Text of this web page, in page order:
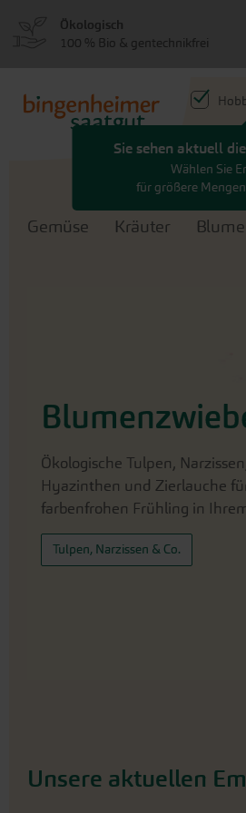
Hauptinhalt
Sie sehen aktuell
Wählen Sie
für größere
Search
Gemüse Kräuter
Ökologische Tulpen,
Hyazinthen und Zierlauche
farbenfrohen Frühling in
Tulpen, Narzissen & Co.
Unsere aktuellen
Ökologisch
100 % Bio & gentechnikfrei